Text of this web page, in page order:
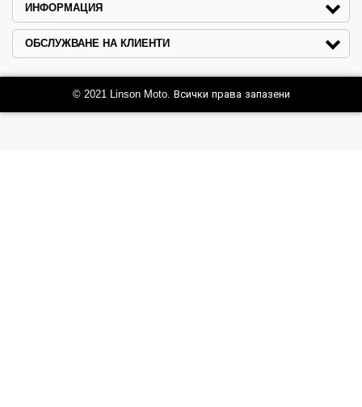
ИНФОРМАЦИЯ
ОБСЛУЖВАНЕ НА КЛИЕНТИ
© 2021 Linson Moto. Всички права запазени